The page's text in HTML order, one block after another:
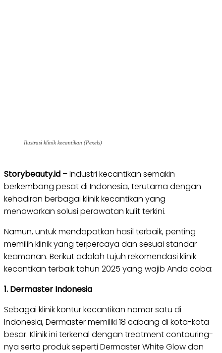
Ilustrasi klinik kecantikan (Pexels)
Storybeauty.id – Industri kecantikan semakin
berkembang pesat di Indonesia, terutama dengan
kehadiran berbagai klinik kecantikan yang
menawarkan solusi perawatan kulit terkini.
Namun, untuk mendapatkan hasil terbaik, penting
memilih klinik yang terpercaya dan sesuai standar
keamanan. Berikut adalah tujuh rekomendasi klinik
kecantikan terbaik tahun 2025 yang wajib Anda coba:
1. Dermaster Indonesia
Sebagai klinik kontur kecantikan nomor satu di
Indonesia, Dermaster memiliki 18 cabang di kota-kota
besar. Klinik ini terkenal dengan treatment contouring-
nya serta produk seperti Dermaster White Glow dan